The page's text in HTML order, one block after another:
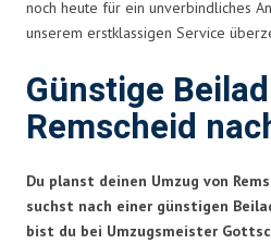
noch heute für ein unverbindliches
unserem erstklassigen Service
Günstige
Remscheid
Du planst deinen Umzug von
suchst nach einer günstigen
bist du bei Umzugsmeister